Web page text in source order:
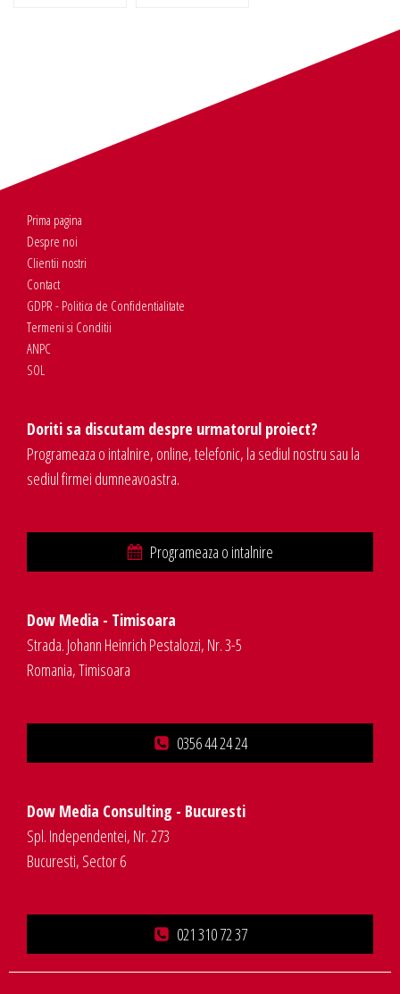
Prima pagina
Despre noi
Clientii nostri
Contact
GDPR - Politica de Confidentialitate
Termeni si Conditii
ANPC
SOL
Doriti sa discutam despre urmatorul proiect?
Programeaza o intalnire, online, telefonic, la sediul nostru sau la
sediul firmei dumneavoastra.
Programeaza o intalnire
Dow Media - Timisoara
Strada. Johann Heinrich Pestalozzi, Nr. 3-5
Romania, Timisoara
0356 44 24 24
Dow Media Consulting - Bucuresti
Spl. Independentei, Nr. 273
Bucuresti, Sector 6
021 310 72 37